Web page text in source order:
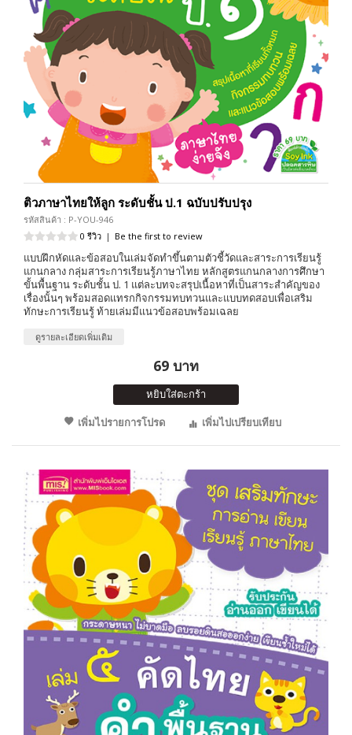
ติวภาษาไทยให้ลูก ระดับชั้น ป.1 ฉบับปรับปรุง
รหัสสินค้า : P-YOU-946
0 รีวิว | Be the first to review
แบบฝึกหัดและข้อสอบในเล่มจัดทำขึ้นตามตัวชี้วัดและสาระการเรียนรู้
แกนกลาง กลุ่มสาระการเรียนรู้ภาษาไทย หลักสูตรแกนกลางการศึกษา
ขั้นพื้นฐาน ระดับชั้น ป. 1 แต่ละบทจะสรุปเนื้อหาที่เป็นสาระสำคัญของ
เรื่องนั้นๆ พร้อมสอดแทรกกิจกรรมทบทวนและแบบทดสอบเพื่อเสริม
ทักษะการเรียนรู้ ท้ายเล่มมีแนวข้อสอบพร้อมเฉลย
ดูรายละเอียดเพิ่มเติม
69 บาท
หยิบใส่ตะกร้า
เพิ่มไปรายการโปรด
เพิ่มไปเปรียบเทียบ